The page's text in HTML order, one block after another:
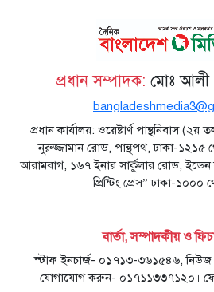
প্রধান সম্পাদক: মোঃ আলী
প্রধান কার্যালয়: ওয়েষ্টার্ণ পান্থনিবাস
নুরুজ্জামান রোড, পান্থপথ, ঢাকা-১২১৫
আরামবাগ, ১৬৭ ইনার সার্কুলার রোড, ইডেন
প্রিন্টিং প্রেস” ঢাকা-১০০০
বার্তা, সম্পাদকীয় ও
স্টাফ ইনচার্জ- ০১৭১৩-৩৬১৫৪৬, নিউজ
যোগাযোগ করুন- ০১৭১১৩৩৭১২০।